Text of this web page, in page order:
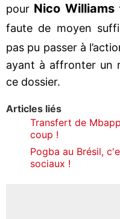
pour Nico Williams
faute de moyen
pas pu passer à
ayant à affronter un
ce dossier.
Articles liés
Transfert de
coup !
Pogba au Brésil,
sociaux !